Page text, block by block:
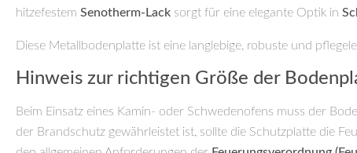
hitzefestem Senotherm-Lack sorgt für eine elegante Optik in
Diese Metallbodenplatte ist eine langlebige, robuste und
Hinweis zur richtigen Größe der
Beim Einsatz eines Kamin- oder Schwedenofens muss der
der Brandschutz gewährleistet ist, sollte die Schutzplatte die